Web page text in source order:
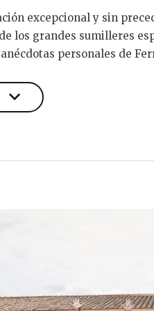
excepcional y sin
los grandes sumilleres
personales de